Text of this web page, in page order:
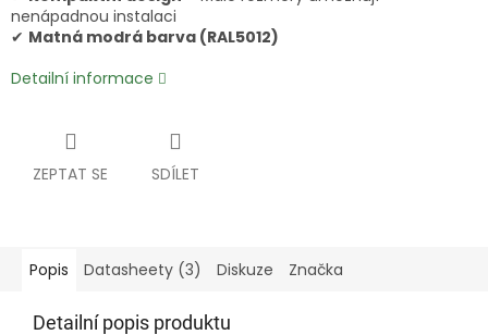
nenápadnou instalaci
✔ Matná modrá barva (RAL5012)
Detailní informace
ZEPTAT SE SDÍLET
Popis Datasheety (3) Diskuze Značka
Detailní popis produktu